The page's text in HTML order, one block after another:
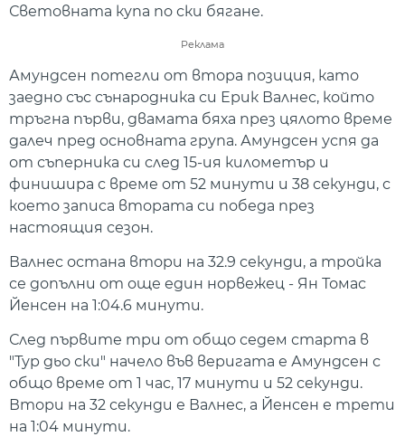
Световната купа по ски бягане.
Реклама
Амундсен потегли от втора позиция, като
заедно със сънародника си Ерик Валнес, който
тръгна първи, двамата бяха през цялото време
далеч пред основната група. Амундсен успя да
от съперника си след 15-ия километър и
финишира с време от 52 минути и 38 секунди, с
което записа втората си победа през
настоящия сезон.
Валнес остана втори на 32.9 секунди, а тройка
се допълни от още един норвежец - Ян Томас
Йенсен на 1:04.6 минути.
След първите три от общо седем старта в
"Тур дьо ски" начело във веригата е Амундсен с
общо време от 1 час, 17 минути и 52 секунди.
Втори на 32 секунди е Валнес, а Йенсен е трети
на 1:04 минути.